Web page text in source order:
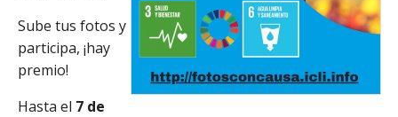
Sube tus fotos y
participa, ¡hay
premio!
Hasta el 7 de